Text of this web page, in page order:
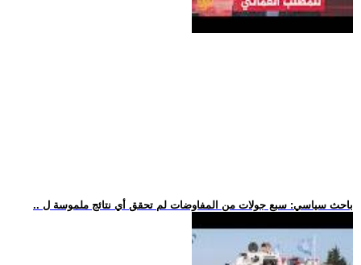
.. باحث سياسي: سبع جولات من المفاوضات لم تحقق أي نتائج ملموسة ل